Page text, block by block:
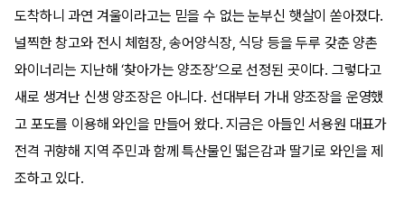
도착하니 과연 겨울이라고는 믿을 수 없는 눈부신 햇살이 쏟아졌다.
널찍한 창고와 전시 체험장, 송어양식장, 식당 등을 두루 갖춘 양촌
와이너리는 지난해 ‘찾아가는 양조장’으로 선정된 곳이다. 그렇다고
새로 생겨난 신생 양조장은 아니다. 선대부터 가내 양조장을 운영했
고 포도를 이용해 와인을 만들어 왔다. 지금은 아들인 서용원 대표가
전격 귀향해 지역 주민과 함께 특산물인 떫은감과 딸기로 와인을 제
조하고 있다.